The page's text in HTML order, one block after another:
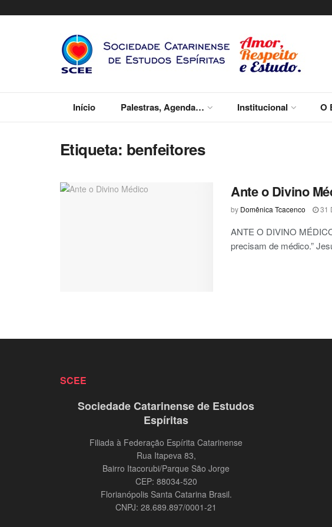
Início Palestras, Agenda… Institucional O
Etiqueta: benfeitores
Ante o Divino
by Domênica Tcacenco 31
ANTE O DIVINO
precisam de médico.”
SCEE
Sociedade Catarinense de Estudos
Espíritas
Filiada à Federação Espírita Catarinense
Rua Itapeva 83,
Bairro Itacorubi/Parque São Jorge
CEP: 88034-520
Florianópolis Santa Catarina Brasil.
CNPJ: 28.689.897/0001-21